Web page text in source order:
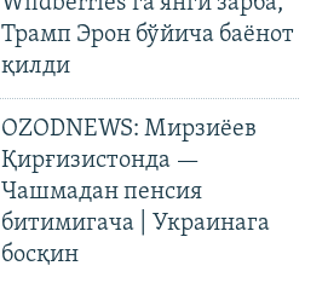
Трамп Эрон бўйича баёнот
қилди
OZODNEWS: Мирзиёев
Қирғизистонда —
Чашмадан пенсия
битимигача | Украинага
босқин